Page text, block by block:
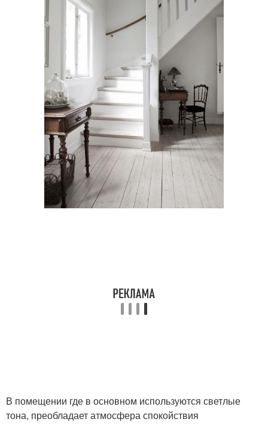
В помещении где в основном используются светлые
тона, преобладает атмосфера спокойствия